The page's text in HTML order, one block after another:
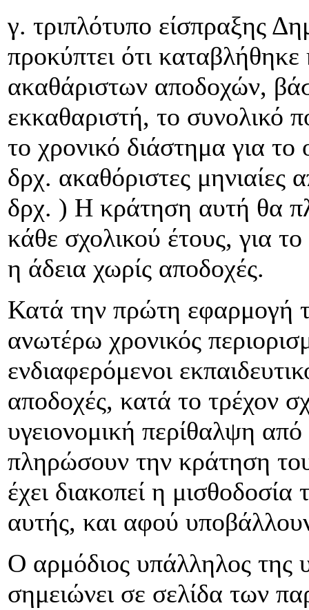
γ. τριπλότυπο είσπραξης
προκύπτει ότι
ακαθάριστων αποδοχών,
εκκαθαριστή, το συνολικό
το χρονικό διάστημα για
δρχ. ακαθόριστες
δρχ. ) Η κράτηση αυτή θα
κάθε σχολικού έτους, για το
η άδεια χωρίς αποδοχές.
Κατά την πρώτη εφαρμογή
ανωτέρω χρονικός
ενδιαφερόμενοι
αποδοχές, κατά το τρέχον
υγειονομική περίθαλψη
πληρώσουν την κράτηση
έχει διακοπεί η
αυτής, και αφού
Ο αρμόδιος υπάλληλος της
σημειώνει σε σελίδα των